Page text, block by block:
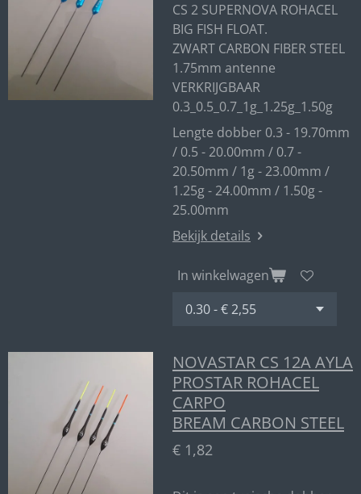
CS 2 SUPERNOVA ROHACEL
BIG FISH FLOAT.
ZWART CARBON FIBER STEEL
1.75mm antenne
VERKRIJGBAAR
0.3_0.5_0.7_1g_1.25g_1.50g
Lengte dobber 0.3 - 19.70mm
/ 0.5 - 20.00mm / 0.7 -
20.50mm / 1g - 23.00mm /
1.25g - 24.00mm / 1.50g -
25.00mm
Bekijk details
In winkelwagen
NOVASTAR CS 12A AYLA
PROSTAR ROHACEL
CARPO
BREAM CARBON STEEL
€ 1,82